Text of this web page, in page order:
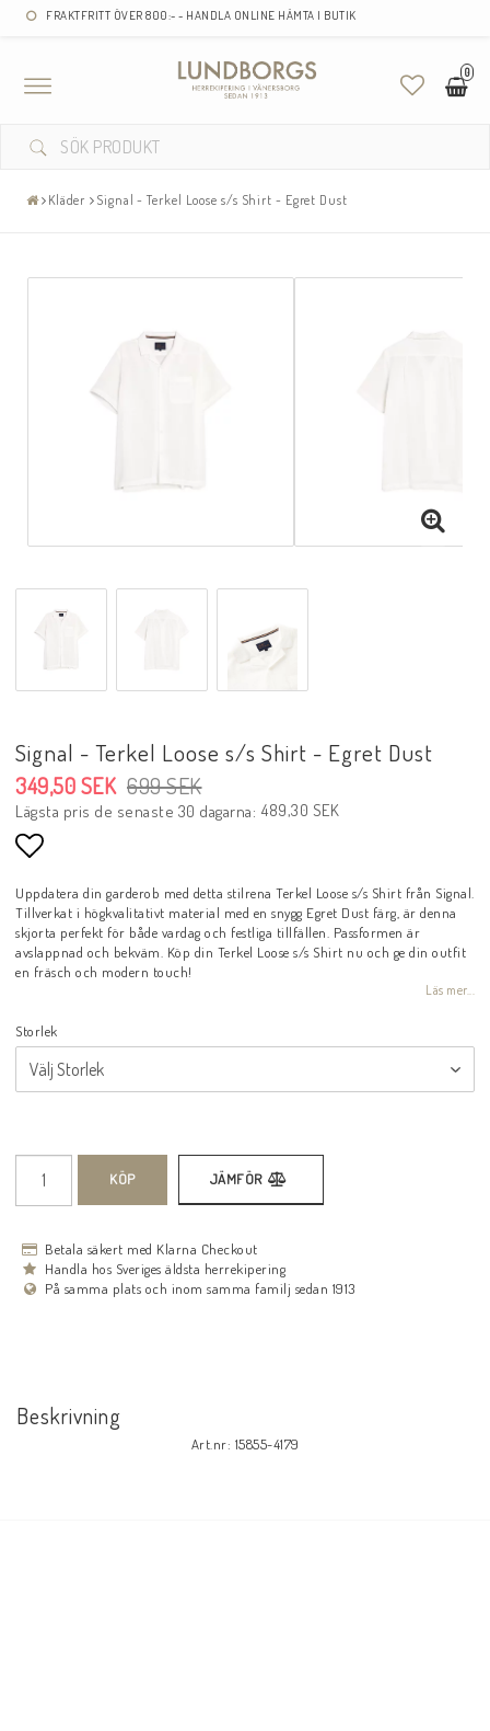
FRAKTFRITT ÖVER 800:- - HANDLA ONLINE HÄMTA I BUTIK
0
Toggle
navigation
Kläder Signal - Terkel Loose s/s Shirt - Egret Dust
Signal - Terkel Loose s/s Shirt - Egret Dust
699 SEK
349,50 SEK
Lägsta pris de senaste 30 dagarna 489,30 SEK
Lägg till i favoritlistan
Uppdatera din garderob med detta stilrena Terkel Loose s/s Shirt från Signal.
Tillverkat i högkvalitativt material med en snygg Egret Dust färg, är denna
skjorta perfekt för både vardag och festliga tillfällen. Passformen är
avslappnad och bekväm. Köp din Terkel Loose s/s Shirt nu och ge din outfit
en fräsch och modern touch!
Läs mer...
Storlek
KÖP JÄMFÖR
Betala säkert med Klarna Checkout
Handla hos Sveriges äldsta herrekipering
På samma plats och inom samma familj sedan 1913
Beskrivning
Art.nr: 15855-4179